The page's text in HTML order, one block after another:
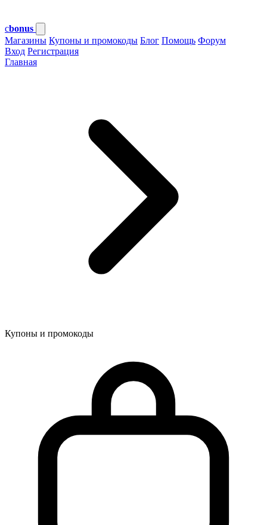
cbonus
Магазины Купоны и промокоды Блог Помощь Форум
Вход Регистрация
Главная
Купоны и промокоды